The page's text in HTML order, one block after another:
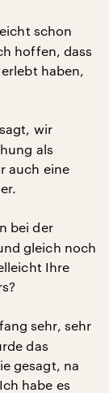
schon
hoffen, dass
haben,
wir
als
auch eine
bei der
gleich noch
Ihre
sehr, sehr
das
gesagt, na
habe es